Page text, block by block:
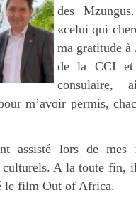
des
«celui qui
ma gratitude à
de la CCI
consulaire,
m’avoir permis,
assisté lors de mes
A la toute fin,
le film Out of Africa.